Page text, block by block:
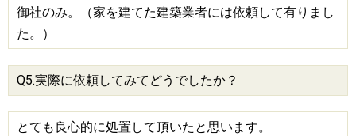
御社のみ。（家を建てた建築業者には依頼して有りまし
た。）
Q5.実際に依頼してみてどうでしたか？
とても良心的に処置して頂いたと思います。